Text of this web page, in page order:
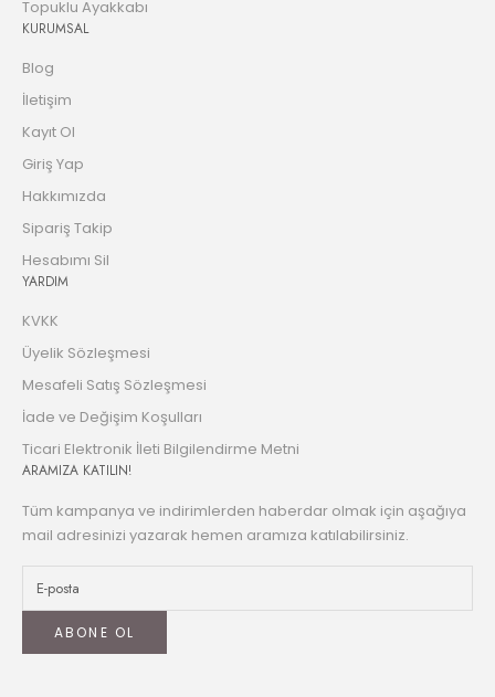
Topuklu Ayakkabı
KURUMSAL
Blog
İletişim
Kayıt Ol
Giriş Yap
Hakkımızda
Sipariş Takip
Hesabımı Sil
YARDIM
KVKK
Üyelik Sözleşmesi
Mesafeli Satış Sözleşmesi
İade ve Değişim Koşulları
Ticari Elektronik İleti Bilgilendirme Metni
ARAMIZA KATILIN!
Tüm kampanya ve indirimlerden haberdar olmak için aşağıya
mail adresinizi yazarak hemen aramıza katılabilirsiniz.
ABONE OL